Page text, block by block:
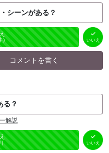
シーンがある？
） いいえ
コメントを書く
る？
解説
いいえ